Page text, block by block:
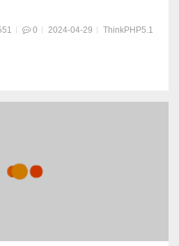
0 2024-04-29 ThinkPHP5.1